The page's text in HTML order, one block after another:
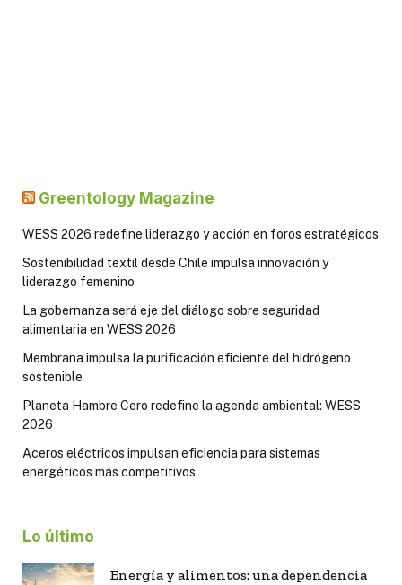
Greentology Magazine
WESS 2026 redefine liderazgo y acción en foros estratégicos
Sostenibilidad textil desde Chile impulsa innovación y
liderazgo femenino
La gobernanza será eje del diálogo sobre seguridad
alimentaria en WESS 2026
Membrana impulsa la purificación eficiente del hidrógeno
sostenible
Planeta Hambre Cero redefine la agenda ambiental: WESS
2026
Aceros eléctricos impulsan eficiencia para sistemas
energéticos más competitivos
Lo último
Energía y alimentos: una dependencia